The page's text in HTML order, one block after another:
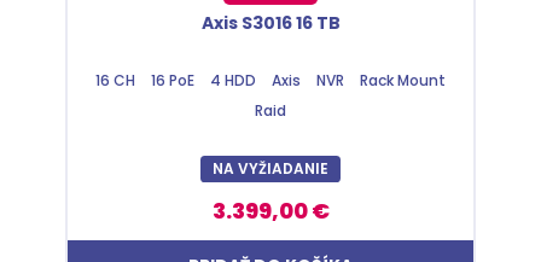
Axis S3016 16 TB
16 CH 16 PoE 4 HDD Axis NVR
Rack Mount
Raid
NA VYŽIADANIE
3.399,00 €